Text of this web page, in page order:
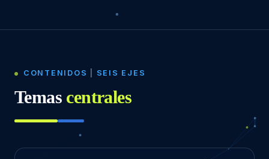
CONTENIDOS SEIS EJES
Temas centrales